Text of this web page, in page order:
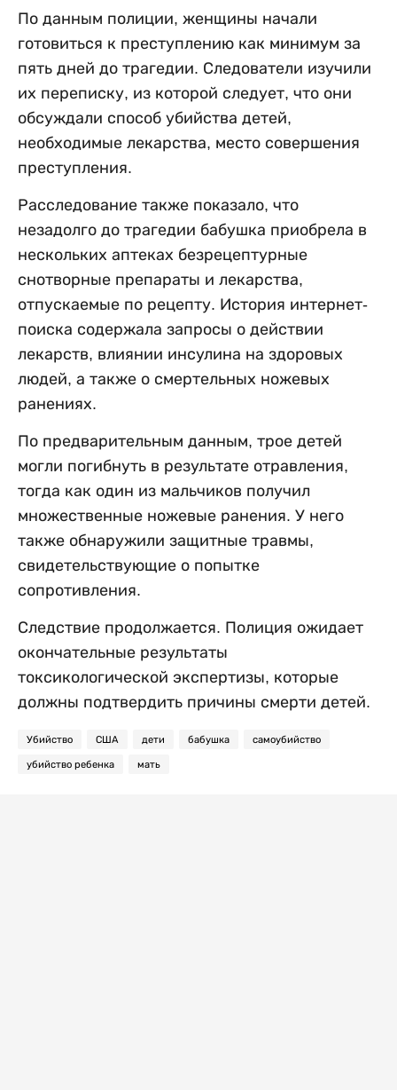
По данным полиции, женщины начали
готовиться к преступлению как минимум за
пять дней до трагедии. Следователи изучили
их переписку, из которой следует, что они
обсуждали способ убийства детей,
необходимые лекарства, место совершения
преступления.
Расследование также показало, что
незадолго до трагедии бабушка приобрела в
нескольких аптеках безрецептурные
снотворные препараты и лекарства,
отпускаемые по рецепту. История интернет-
поиска содержала запросы о действии
лекарств, влиянии инсулина на здоровых
людей, а также о смертельных ножевых
ранениях.
По предварительным данным, трое детей
могли погибнуть в результате отравления,
тогда как один из мальчиков получил
множественные ножевые ранения. У него
также обнаружили защитные травмы,
свидетельствующие о попытке
сопротивления.
Следствие продолжается. Полиция ожидает
окончательные результаты
токсикологической экспертизы, которые
должны подтвердить причины смерти детей.
Убийство США дети бабушка самоубийство
убийство ребенка мать